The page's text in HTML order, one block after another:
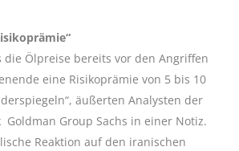
die Ölpreise bereits vor den Angriffen
eine Risikoprämie von 5 bis 10
äußerten Analysten der
Goldman Group Sachs in einer Notiz.
Reaktion auf den iranischen